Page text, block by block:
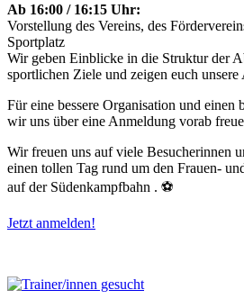
Ab 16:00 / 16:15 Uhr:
Vorstellung des Vereins, des
Sportplatz
Wir geben Einblicke in die Struktur der
sportlichen Ziele und zeigen euch unsere
Für eine bessere Organisation und einen
wir uns über eine Anmeldung vorab
Wir freuen uns auf viele Besucherinnen
einen tollen Tag rund um den Frauen-
auf der Südenkampfbahn . ⚽
Jetzt anmelden!